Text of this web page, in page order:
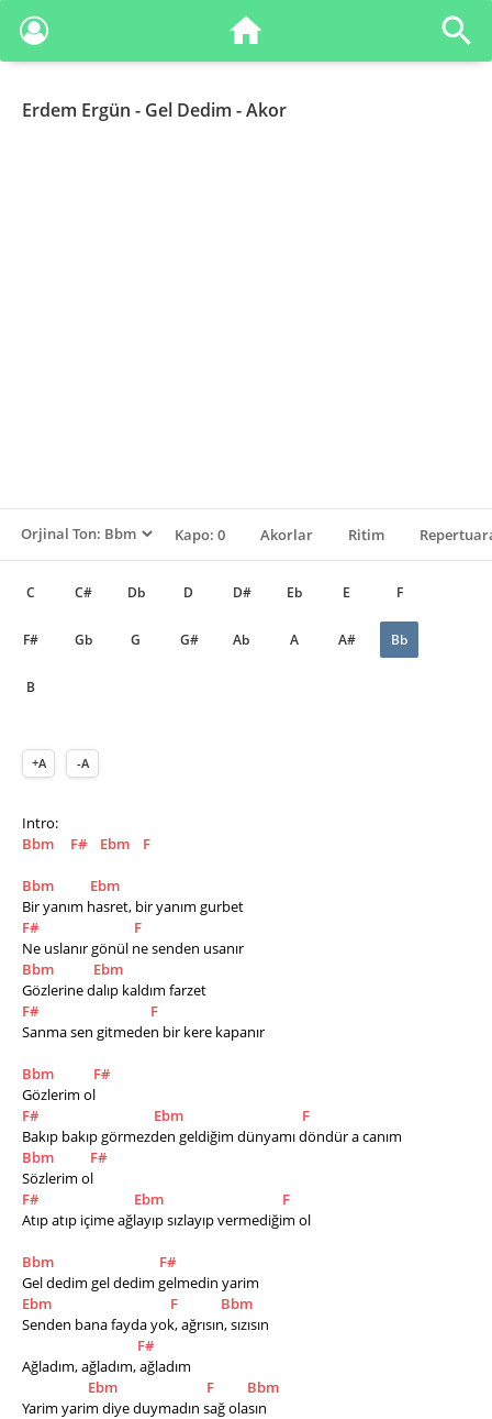
Erdem Ergün - Gel Dedim - Akor
Kapo: 0 Akorlar Ritim
C C# Db D D# Eb E F
F# Gb G G# Ab A A# Bb
B
+A -A
Intro:
Bbm
F# Ebm F
Bbm
Ebm
Bir yanım hasret, bir yanım gurbet
F#
F
Ne uslanır gönül ne senden usanır
Bbm
Ebm
Gözlerine dalıp kaldım farzet
F#
F
Sanma sen gitmeden bir kere kapanır
Bbm
F#
Gözlerim ol
F#
Ebm
F
Bakıp bakıp görmezden geldiğim dünyamı döndür a canım
Bbm
F#
Sözlerim ol
F#
Ebm
F
Atıp atıp içime ağlayıp sızlayıp vermediğim ol
Bbm
F#
Gel dedim gel dedim gelmedin yarim
Ebm
F
Bbm
Senden bana fayda yok, ağrısın, sızısın
F#
Ağladım, ağladım, ağladım
Ebm
F
Bbm
Yarim yarim diye duymadın sağ olasın